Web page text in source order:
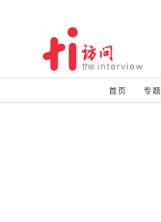
首页 专题